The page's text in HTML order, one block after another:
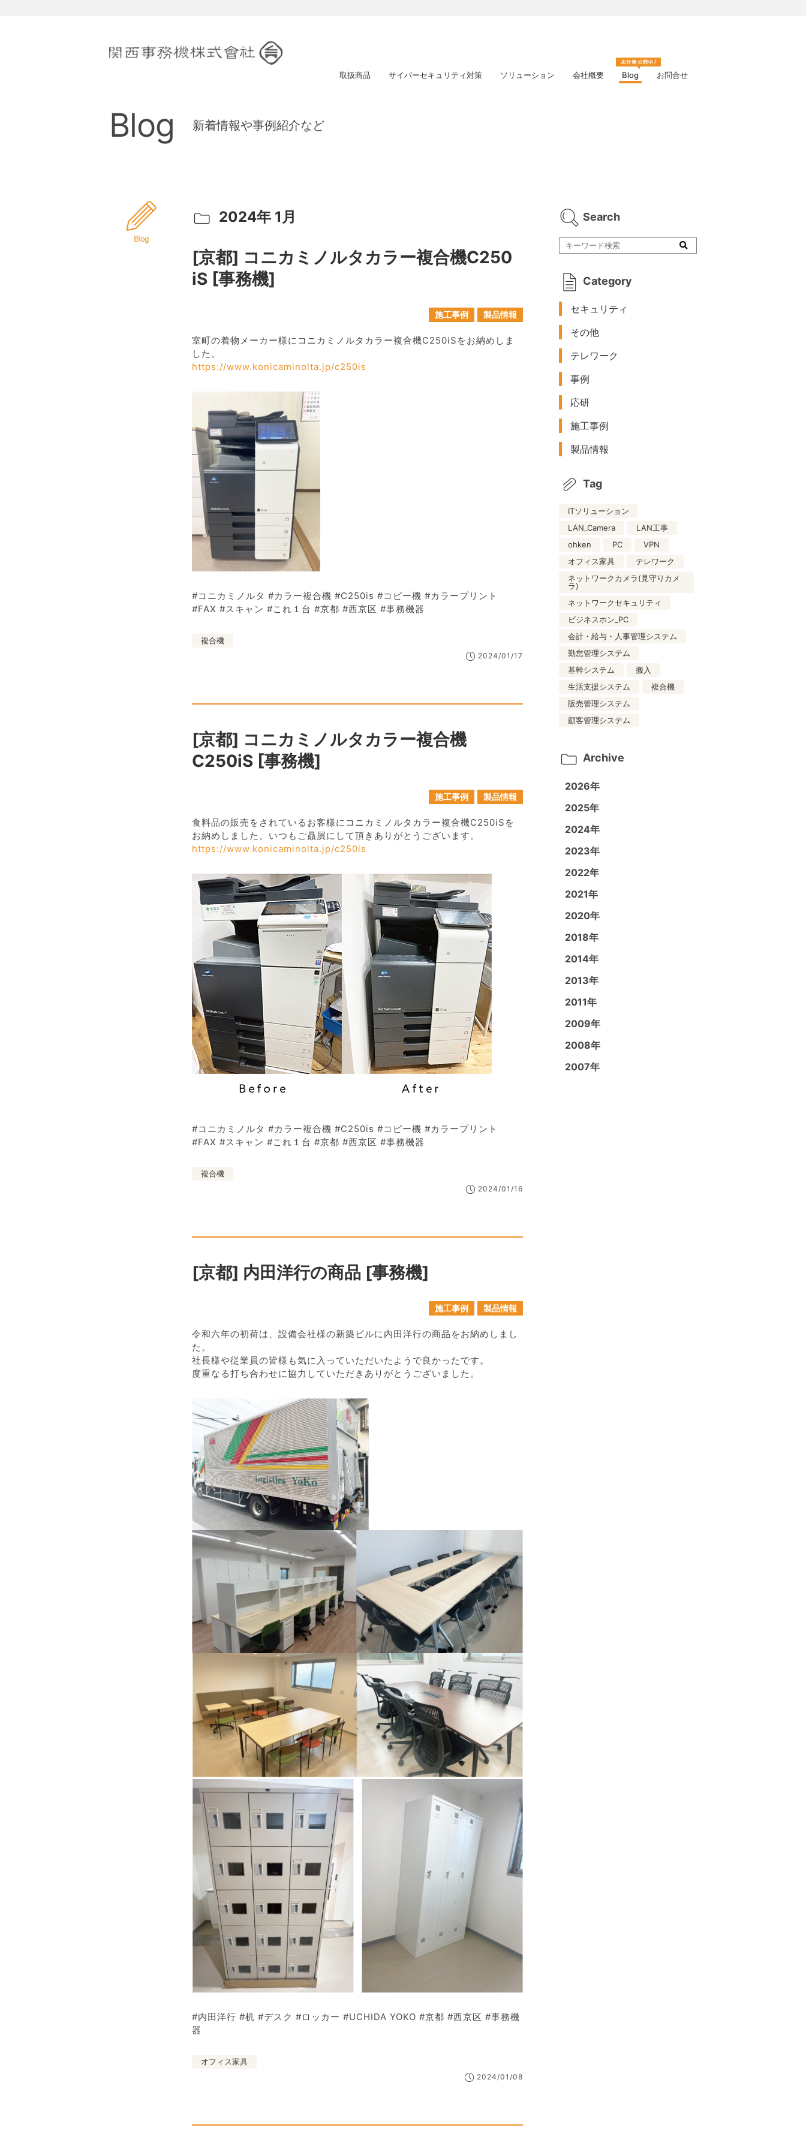
取扱商品 サイバーセキュリティ対策 ソリューション 会社概要 Blog お問合せ
Blog 新着情報や事例紹介など
2024年 1月
[京都] コニカミノルタカラー複合機C250
iS [事務機]
施工事例 製品情報
室町の着物メーカー様にコニカミノルタカラー複合機C250iSをお納めしま
した。
https://www.konicaminolta.jp/c250is
#コニカミノルタ #カラー複合機 #C250is #コピー機 #カラープリント
#FAX #スキャン #これ１台 #京都 #西京区 #事務機器
複合機
2024/01/17
[京都] コニカミノルタカラー複合機
C250iS [事務機]
施工事例 製品情報
食料品の販売をされているお客様にコニカミノルタカラー複合機C250iSを
お納めしました。いつもご贔屓にして頂きありがとうございます。
https://www.konicaminolta.jp/c250is
#コニカミノルタ #カラー複合機 #C250is #コピー機 #カラープリント
#FAX #スキャン #これ１台 #京都 #西京区 #事務機器
複合機
2024/01/16
[京都] 内田洋行の商品 [事務機]
施工事例 製品情報
令和六年の初荷は、設備会社様の新築ビルに内田洋行の商品をお納めしまし
た。
社長様や従業員の皆様も気に入っていただいたようで良かったです。
度重なる打ち合わせに協力していただきありがとうございました。
#内田洋行 #机 #デスク #ロッカー #UCHIDA YOKO #京都 #西京区 #事務機
器
オフィス家具
2024/01/08
Search
Category
セキュリティ
その他
テレワーク
事例
応研
施工事例
製品情報
Tag
ITソリューション
LAN_Camera
LAN工事
ohken
PC
VPN
オフィス家具
テレワーク
ネットワークカメラ(見守りカメ
ラ)
ネットワークセキュリティ
ビジネスホン_PC
会計・給与・人事管理システム
勤怠管理システム
基幹システム
搬入
生活支援システム
複合機
販売管理システム
顧客管理システム
Archive
2026年
2025年
2024年
2023年
2022年
2021年
2020年
2018年
2014年
2013年
2011年
2009年
2008年
2007年